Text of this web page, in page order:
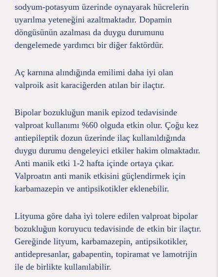
sodyum-potasyum üzerinde oynayarak hücrelerin
uyarılma yeteneğini azaltmaktadır. Dopamin
döngüsünün azalması da duygu durumunu
dengelemede yardımcı bir diğer faktördür.
Aç karnına alındığında emilimi daha iyi olan
valproik asit karaciğerden atılan bir ilaçtır.
Bipolar bozukluğun manik epizod tedavisinde
valproat kullanımı %60 olguda etkin olur. Çoğu kez
antiepileptik dozun üzerinde ilaç kullanıldığında
duygu durumu dengeleyici etkiler hakim olmaktadır.
Anti manik etki 1-2 hafta içinde ortaya çıkar.
Valproatın anti manik etkisini güçlendirmek için
karbamazepin ve antipsikotikler eklenebilir.
Lityuma göre daha iyi tolere edilen valproat bipolar
bozukluğun koruyucu tedavisinde de etkin bir ilaçtır.
Gereğinde lityum, karbamazepin, antipsikotikler,
antidepresanlar, gabapentin, topiramat ve lamotrijin
ile de birlikte kullanılabilir.